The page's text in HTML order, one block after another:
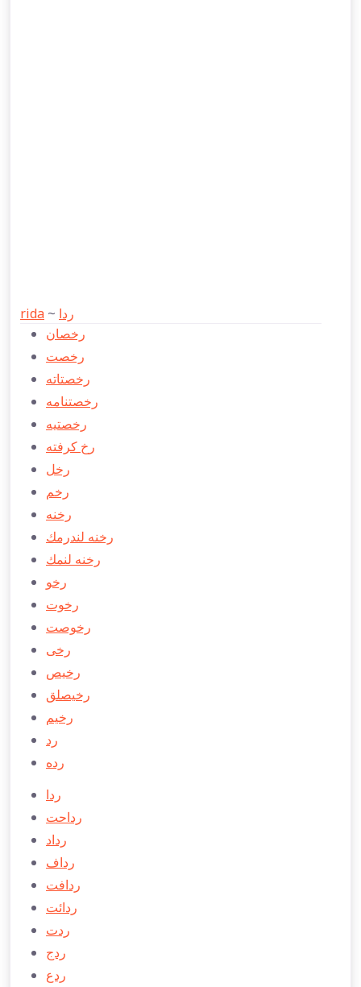
rida ~ ردا
رخصان
رخصت
رخصتاته
رخصتنامه
رخصتيه
رخ كرفته
رخل
رخم
رخنه
رخنه لندرمك
رخنه لنمك
رخو
رخوت
رخوصت
رخی
رخیص
رخيصلق
رخیم
رد
رده
ردا
رداحت
رداد
رداف
ردافت
ردائت
ردت
ردج
ردع